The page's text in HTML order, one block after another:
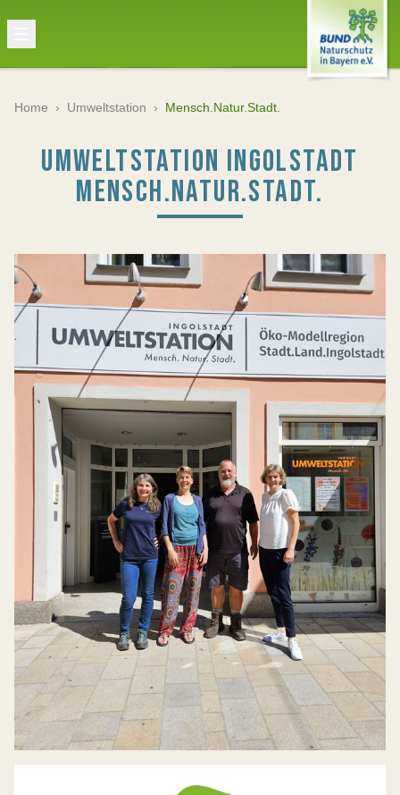
Home › Umweltstation › Mensch.Natur.Stadt.
UMWELTSTATION INGOLSTADT
MENSCH.NATUR.STADT.